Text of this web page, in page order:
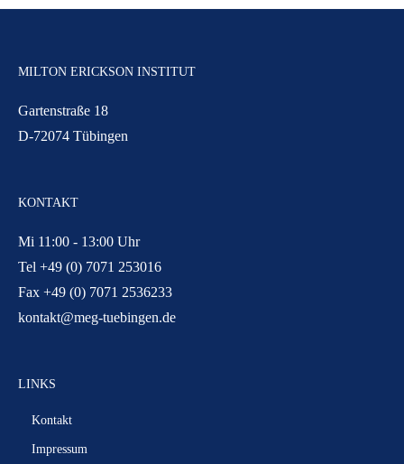
MILTON ERICKSON INSTITUT
Gartenstraße 18
D-72074 Tübingen
KONTAKT
Mi 11:00 - 13:00 Uhr
Tel +49 (0) 7071 253016
Fax +49 (0) 7071 2536233
kontakt@meg-tuebingen.de
LINKS
Kontakt
Impressum